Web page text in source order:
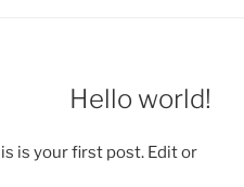
Hello world!
is your first post. Edit or